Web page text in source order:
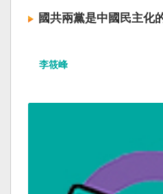
國共兩黨是中國民主化
李筱峰